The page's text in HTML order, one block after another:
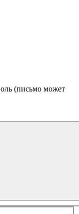
(письмо может